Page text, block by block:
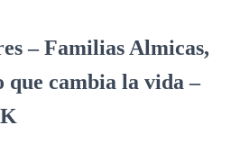
– Familias Almicas,
que cambia la vida –